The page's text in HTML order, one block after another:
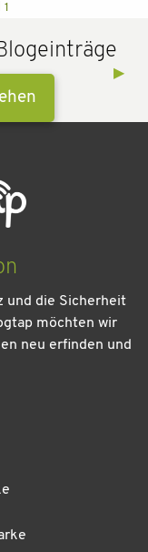
1
Next
▶︎
für einen
und die Sicherheit
möchten wir
neu erfinden und